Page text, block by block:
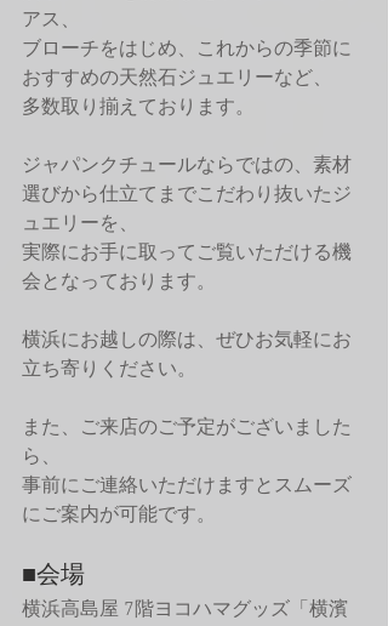
アス、
ブローチをはじめ、これからの季節に
おすすめの天然石ジュエリーなど、
多数取り揃えております。
ジャパンクチュールならではの、素材
選びから仕立てまでこだわり抜いたジ
ュエリーを、
実際にお手に取ってご覧いただける機
会となっております。
横浜にお越しの際は、ぜひお気軽にお
立ち寄りください。
また、ご来店のご予定がございました
ら、
事前にご連絡いただけますとスムーズ
にご案内が可能です。
■会場
横浜高島屋 7階ヨコハマグッズ「横濱